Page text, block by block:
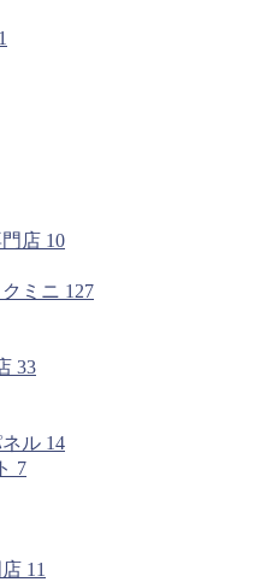
店 10
ミニ 127
33
ル 14
7
11